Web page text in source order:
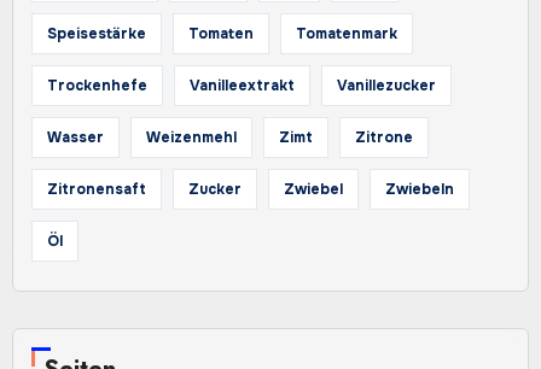
Speisestärke Tomaten Tomatenmark
Trockenhefe Vanilleextrakt Vanillezucker
Wasser Weizenmehl Zimt Zitrone
Zitronensaft Zucker Zwiebel Zwiebeln
Öl